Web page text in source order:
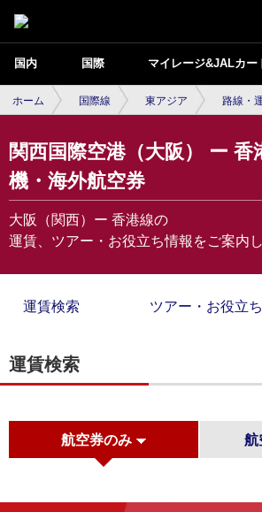
国内 国際 マイレージ&JALカー
ホーム 国際線 東アジア 路線・
関西国際空港（大阪） ー 香
機・海外航空券
大阪（関西）ー 香港線の
運賃、ツアー・お役立ち情報をご案内し
運賃検索 ツアー・お役立
運賃検索
航空券のみ 航